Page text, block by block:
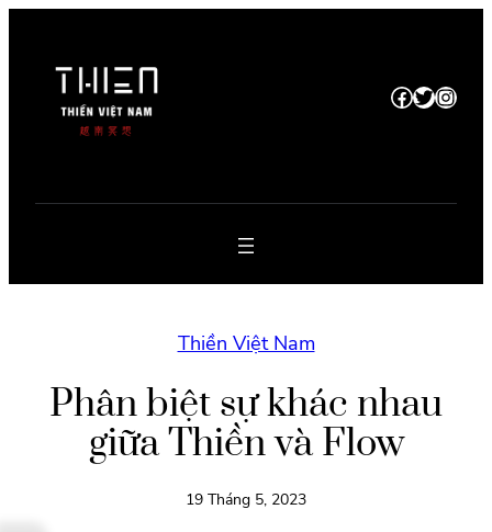
Facebook Twitter Instagram
Thiền Việt Nam
Phân biệt sự khác nhau
giữa Thiền và Flow
19 Tháng 5, 2023